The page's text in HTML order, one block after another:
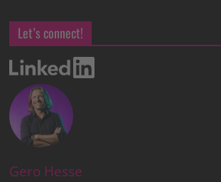
Let’s connect!
Gero Hesse